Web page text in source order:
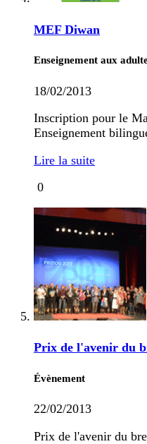
MEF Diwan
Enseignement aux
18/02/2013
Inscription pour le
Enseignement
Lire la suite
0
Prix de l'avenir du
Évènement
22/02/2013
Prix de l'avenir du